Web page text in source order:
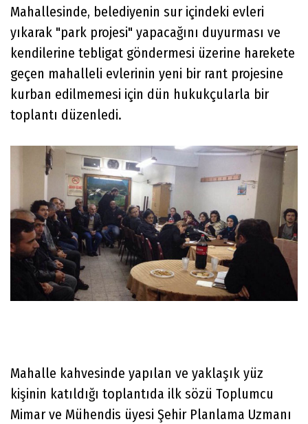
Mahallesinde, belediyenin sur içindeki evleri
yıkarak "park projesi" yapacağını duyurması ve
kendilerine tebligat göndermesi üzerine harekete
geçen mahalleli evlerinin yeni bir rant projesine
kurban edilmemesi için dün hukukçularla bir
toplantı düzenledi.
Mahalle kahvesinde yapılan ve yaklaşık yüz
kişinin katıldığı toplantıda ilk sözü Toplumcu
Mimar ve Mühendis üyesi Şehir Planlama Uzmanı